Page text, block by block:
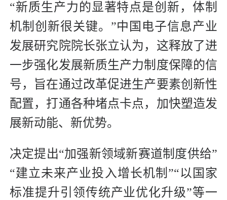
“新质生产力的显著特点是创新，体制
机制创新很关键。”中国电子信息产业
发展研究院院长张立认为，这释放了进
一步强化发展新质生产力制度保障的信
号，旨在通过改革促进生产要素创新性
配置，打通各种堵点卡点，加快塑造发
展新动能、新优势。
决定提出“加强新领域新赛道制度供给”
“建立未来产业投入增长机制”“以国家
标准提升引领传统产业优化升级”等一